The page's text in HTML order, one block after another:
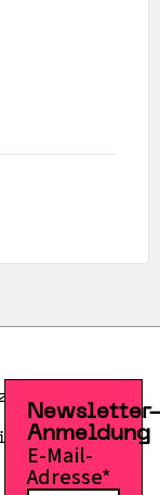
Anmeldung
E-Mail-
Adresse*